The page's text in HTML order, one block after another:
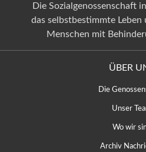
Die Sozialgenossenschaft
das selbstbestimmte
Menschen mit
ÜBER
Die
Unser
Wo wir
Archiv